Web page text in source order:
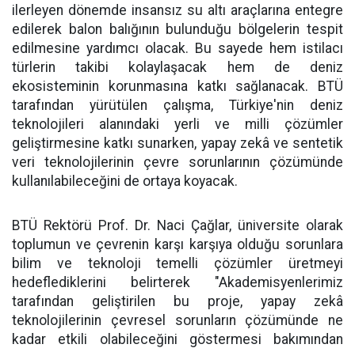
ilerleyen dönemde insansız su altı araçlarına entegre
edilerek balon balığının bulunduğu bölgelerin tespit
edilmesine yardımcı olacak. Bu sayede hem istilacı
türlerin takibi kolaylaşacak hem de deniz
ekosisteminin korunmasına katkı sağlanacak. BTÜ
tarafından yürütülen çalışma, Türkiye'nin deniz
teknolojileri alanındaki yerli ve milli çözümler
geliştirmesine katkı sunarken, yapay zekâ ve sentetik
veri teknolojilerinin çevre sorunlarının çözümünde
kullanılabileceğini de ortaya koyacak.
BTÜ Rektörü Prof. Dr. Naci Çağlar, üniversite olarak
toplumun ve çevrenin karşı karşıya olduğu sorunlara
bilim ve teknoloji temelli çözümler üretmeyi
hedeflediklerini belirterek "Akademisyenlerimiz
tarafından geliştirilen bu proje, yapay zekâ
teknolojilerinin çevresel sorunların çözümünde ne
kadar etkili olabileceğini göstermesi bakımından